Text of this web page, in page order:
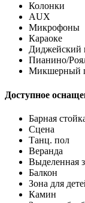
Колонки
AUX
Микрофоны
Караоке
Диджейский
Пианино/
Микшерный
Доступное
Барная
Сцена
Танц. пол
Веранда
Выделенная
Балкон
Зона для
Камин